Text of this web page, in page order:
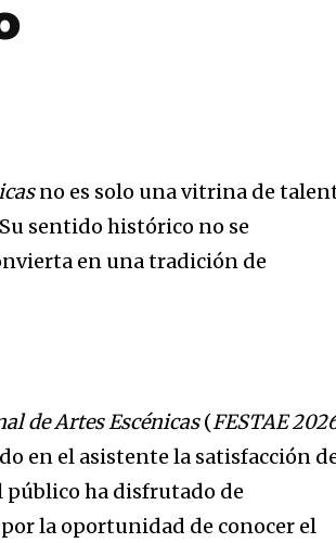
no es solo una vitrina de
sentido histórico no se
en una tradición de
de Artes Escénicas(FESTAE
en el asistente la satisfacción
público ha disfrutado de
la oportunidad de conocer el